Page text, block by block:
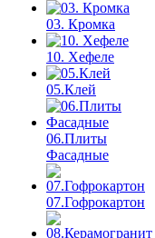
03. Кромка
10. Хефеле
05.Клей
06.Плиты
Фасадные
07.Гофрокартон